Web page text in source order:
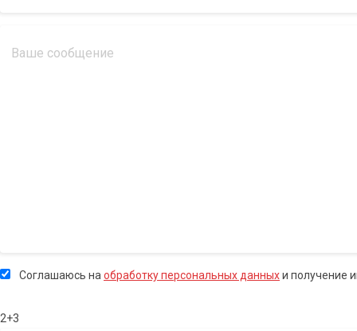
Соглашаюсь наобработку персональных данныхи получение
2+3